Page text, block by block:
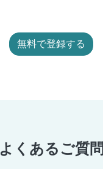
無料で登録する
よくあるご質問